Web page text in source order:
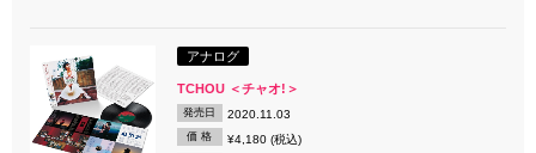
アナログ
TCHOU ＜チャオ!＞
発売日 2020.11.03
価 格 ¥4,180 (税込)